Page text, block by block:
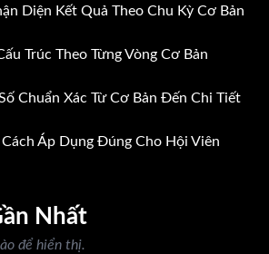
Diện Kết Quả Theo Chu Kỳ Cơ Bản
Trúc Theo Từng Vòng Cơ Bản
Chuẩn Xác Từ Cơ Bản Đến Chi Tiết
Áp Dụng Đúng Cho Hội Viên
Nhất
để hiển thị.